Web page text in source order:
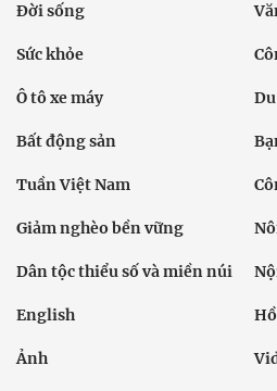
Đời sống
Sức khỏe
Ô tô xe máy
Bất động sản
Tuần Việt Nam
Giảm nghèo bền vững
Dân tộc thiểu số và miền núi
English
Ảnh